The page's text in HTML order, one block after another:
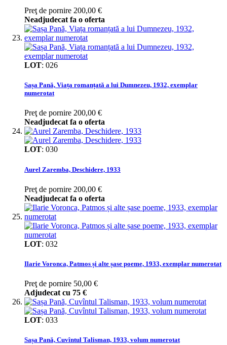
Preţ de pornire 200,00 €
Neadjudecat fa o oferta
LOT: 026
Sașa Pană, Viața romanțată a lui Dumnezeu, 1932, exemplar
numerotat
Preţ de pornire 200,00 €
Neadjudecat fa o oferta
LOT: 030
Aurel Zaremba, Deschidere, 1933
Preţ de pornire 200,00 €
Neadjudecat fa o oferta
LOT: 032
Ilarie Voronca, Patmos și alte șase poeme, 1933, exemplar numerotat
Preţ de pornire 50,00 €
Adjudecat cu 75 €
LOT: 033
Sașa Pană, Cuvîntul Talisman, 1933, volum numerotat